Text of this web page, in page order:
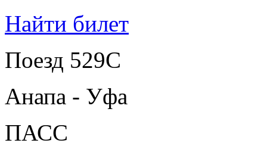
Найти билет
Поезд 529С
Анапа - Уфа
ПАСС